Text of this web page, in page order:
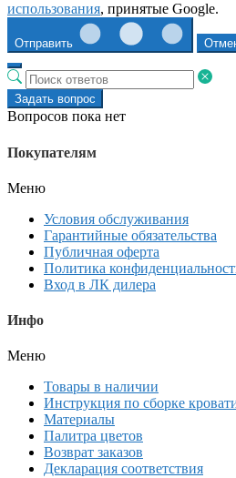
использования, принятые Google.
Отправить
Задать вопрос
Вопросов пока нет
Покупателям
Меню
Условия обслуживания
Гарантийные обязательства
Публичная оферта
Политика
Вход в ЛК дилера
Инфо
Меню
Товары в наличии
Инструкция по сборке
Материалы
Палитра цветов
Возврат заказов
Декларация соответствия